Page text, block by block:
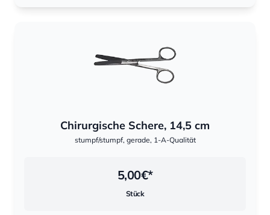
Chirurgische Schere, 14,5 cm
stumpf/stumpf, gerade, 1-A-Qualität
5,00€*
Stück